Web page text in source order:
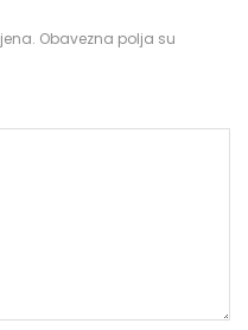
Obavezna polja su